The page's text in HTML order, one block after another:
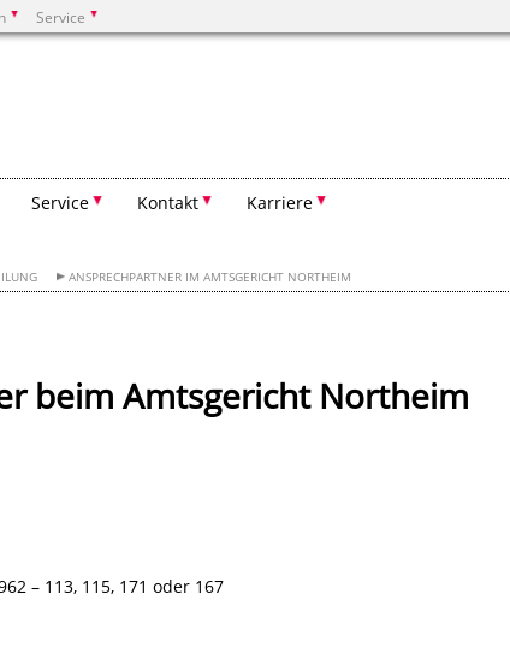
Service
Service Kontakt Karriere
ANSPRECHPARTNER IM AMTSGERICHT NORTHEIM
beim Amtsgericht Northeim
– 113, 115, 171 oder 167